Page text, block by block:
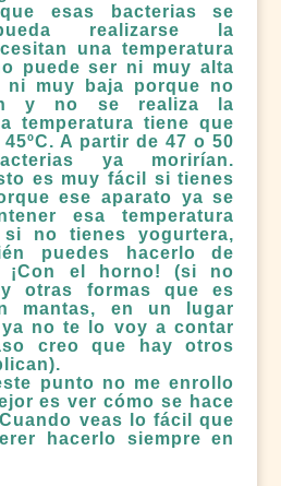
esas bacterias se
realizarse la
una temperatura
puede ser ni muy alta
ni muy baja porque no
y no se realiza la
temperatura tiene que
A partir de 47 o 50
ya morirían.
es muy fácil si tienes
ese aparato ya se
esa temperatura
si no tienes yogurtera,
puedes hacerlo de
¡Con el horno! (si no
otras formas que es
mantas, en un lugar
no te lo voy a contar
creo que hay otros
punto no me enrollo
es ver cómo se hace
veas lo fácil que
hacerlo siempre en